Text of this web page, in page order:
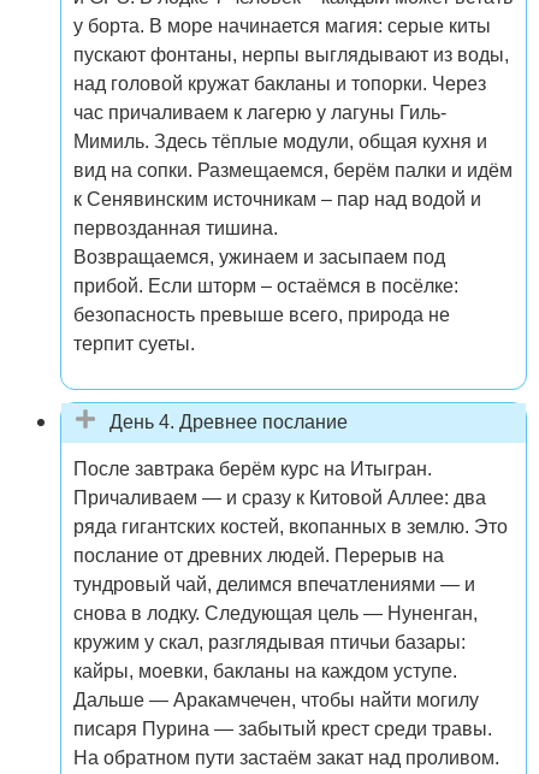
у борта. В море начинается магия: серые киты
пускают фонтаны, нерпы выглядывают из воды,
над головой кружат бакланы и топорки. Через
час причаливаем к лагерю у лагуны Гиль-
Мимиль. Здесь тёплые модули, общая кухня и
вид на сопки. Размещаемся, берём палки и идём
к Сенявинским источникам – пар над водой и
первозданная тишина.
Возвращаемся, ужинаем и засыпаем под
прибой. Если шторм – остаёмся в посёлке:
безопасность превыше всего, природа не
терпит суеты.
День 4. Древнее послание
После завтрака берём курс на Итыгран.
Причаливаем — и сразу к Китовой Аллее: два
ряда гигантских костей, вкопанных в землю. Это
послание от древних людей. Перерыв на
тундровый чай, делимся впечатлениями — и
снова в лодку. Следующая цель — Нуненган,
кружим у скал, разглядывая птичьи базары:
кайры, моевки, бакланы на каждом уступе.
Дальше — Аракамчечен, чтобы найти могилу
писаря Пурина — забытый крест среди травы.
На обратном пути застаём закат над проливом.